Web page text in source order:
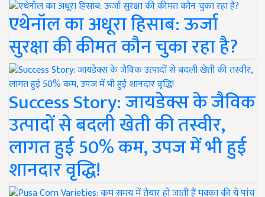
एथेनॉल का अधूरा हिसाब: ऊर्जा
सुरक्षा की कीमत कौन चुका रहा है?
Success Story: जायडेक्स के जैविक
उत्पादों से बदली खेती की तस्वीर,
लागत हुई 50% कम, उपज में भी हुई
शानदार वृद्धि!